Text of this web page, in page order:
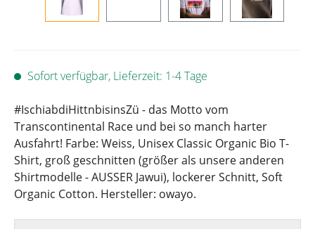
Sofort verfügbar, Lieferzeit: 1-4 Tage
#IschiabdiHittnbisinsZü - das Motto vom
Transcontinental Race und bei so manch harter
Ausfahrt! Farbe: Weiss, Unisex Classic Organic Bio T-
Shirt, groß geschnitten (größer als unsere anderen
Shirtmodelle - AUSSER Jawui), lockerer Schnitt, Soft
Organic Cotton. Hersteller: owayo.